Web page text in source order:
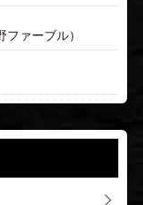
ァーブル）